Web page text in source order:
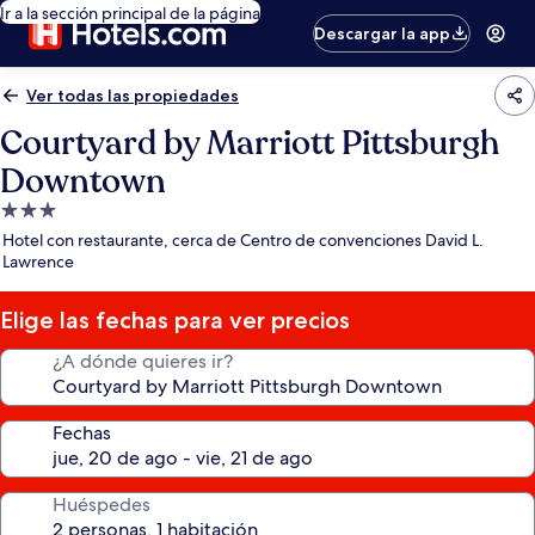
Ir a la sección principal de la página
Descargar la app
Ver todas las propiedades
Courtyard by Marriott Pittsburgh
Downtown
Propiedad
de
3.0
estrellas
Hotel con restaurante, cerca de Centro de convenciones David L.
Lawrence
Elige las fechas para ver precios
¿A dónde quieres ir?
Fechas
Huéspedes